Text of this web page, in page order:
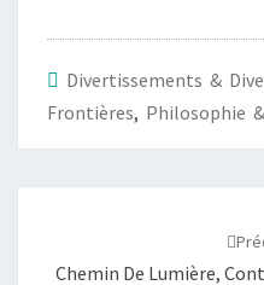
Divertissements &
Frontières, Philosophie
Chemin De Lumière,